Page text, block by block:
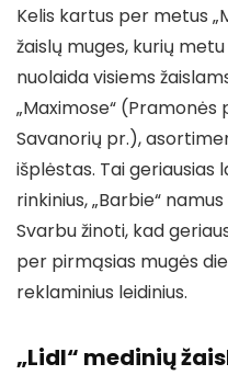
Kelis kartus per metus
žaislų muges, kurių
nuolaida visiems
„Maximose“ (Pramonės
Savanorių pr.),
išplėstas. Tai geriausias
rinkinius, „Barbie“
Svarbu žinoti, kad
per pirmąsias mugės
reklaminius leidinius.
„Lidl“ medinių